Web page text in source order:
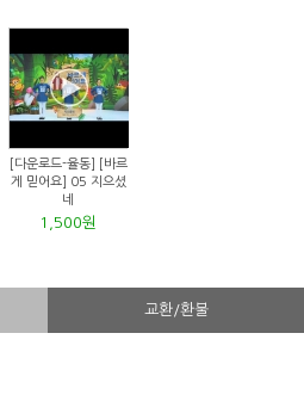
[다운로드-율동] [바르
게 믿어요] 05 지으셨
네
1,500원
교환/환불